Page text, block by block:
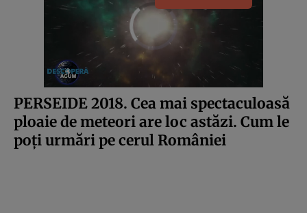
PERSEIDE 2018. Cea mai spectaculoasă
ploaie de meteori are loc astăzi. Cum le
poţi urmări pe cerul României